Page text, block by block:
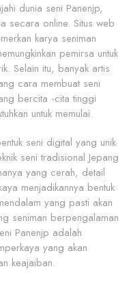
dunia seni Panenjp,
secara online. Situs web
karya seniman
pemirsa untuk
Selain itu, banyak artis
cara membuat seni
bercita -cita tinggi
untuk memulai.
seni digital yang unik
seni tradisional Jepang
yang cerah, detail
menjadikannya bentuk
yang pasti akan
seniman berpengalaman
Panenjp adalah
yang akan
keajaiban.